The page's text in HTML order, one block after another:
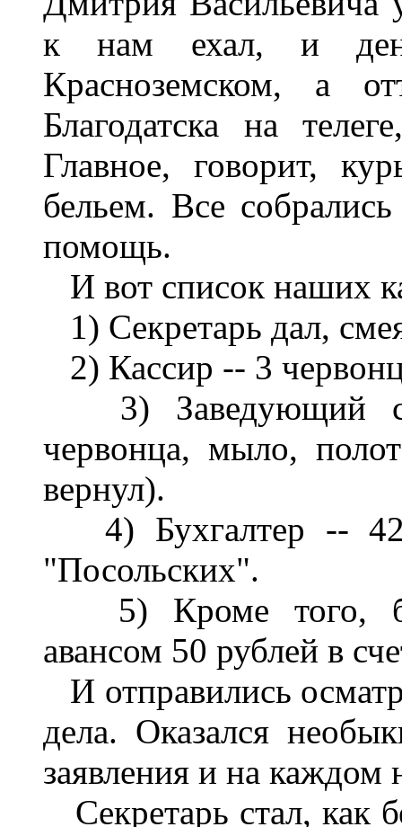
к нам ехал, и
Красноземском, а
Благодатска на
Главное, говорит,
бельем. Все
помощь.
И вот список наших
1) Секретарь дал,
2) Кассир -- 3
3) Заведующий
червонца, мыло,
вернул).
4) Бухгалтер -- 42
"Посольских".
5) Кроме того,
авансом 50 рублей в
И отправились
дела. Оказался
заявления и на каждом
Секретарь стал, как